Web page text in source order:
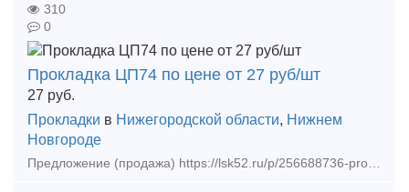
310
0
Прокладка ЦП74 по цене от 27 руб/шт
27 руб.
Прокладки в Нижегородской области, Нижнем
Новгороде